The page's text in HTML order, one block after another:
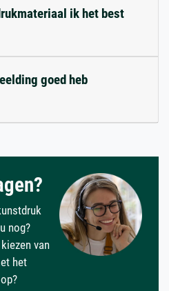
ik het best
goed heb
nog?
van
het